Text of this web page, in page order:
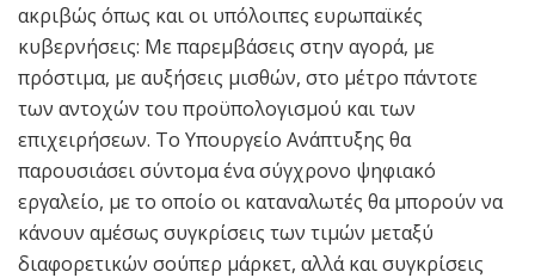
ακριβώς όπως και οι υπόλοιπες ευρωπαϊκές
κυβερνήσεις: Με παρεμβάσεις στην αγορά, με
πρόστιμα, με αυξήσεις μισθών, στο μέτρο πάντοτε
των αντοχών του προϋπολογισμού και των
επιχειρήσεων. Το Υπουργείο Ανάπτυξης θα
παρουσιάσει σύντομα ένα σύγχρονο ψηφιακό
εργαλείο, με το οποίο οι καταναλωτές θα μπορούν να
κάνουν αμέσως συγκρίσεις των τιμών μεταξύ
διαφορετικών σούπερ μάρκετ, αλλά και συγκρίσεις